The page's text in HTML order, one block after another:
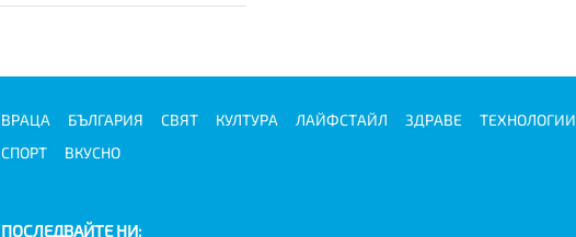
ВРАЦА БЪЛГАРИЯ СВЯТ КУЛТУРА ЛАЙФСТАЙЛ ЗДРАВЕ
ТЕХНОЛОГИИ
СПОРТ
ВКУСНО
ПОСЛЕДВАЙТЕ НИ: